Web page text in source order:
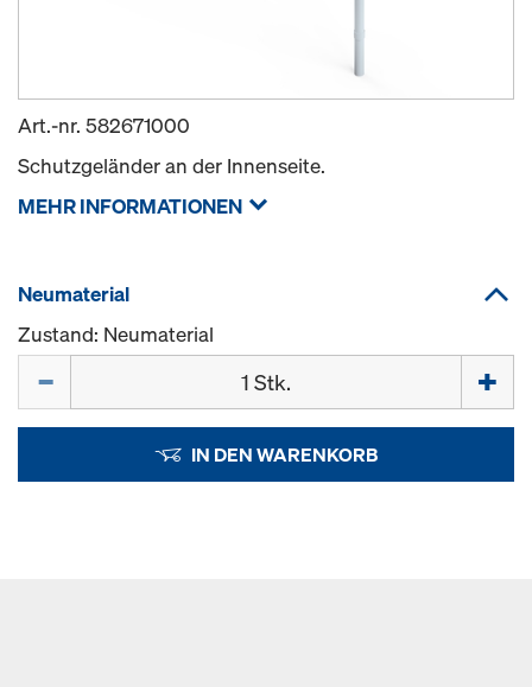
Art.-nr. 582671000
Schutzgeländer an der Innenseite.
MEHR INFORMATIONEN
Neumaterial
Zustand: Neumaterial
IN DEN WARENKORB